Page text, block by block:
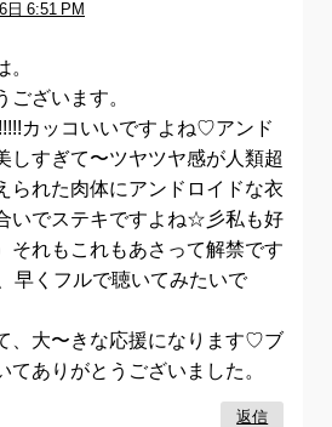
日 6:51 PM
ございます。
カッコいいですよね♡アンド
しすぎて〜ツヤツヤ感が人類超
られた肉体にアンドロイドな衣
いでステキですよね☆彡私も好
それもこれもあさって解禁です
早くフルで聴いてみたいで
、大〜きな応援になります♡ブ
てありがとうございました。
返信